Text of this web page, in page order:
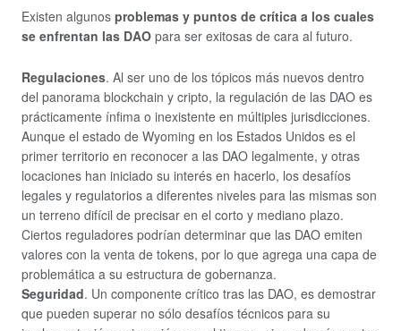
Existen algunos problemas y puntos de crítica a los cuales
se enfrentan las DAO para ser exitosas de cara al futuro.
Regulaciones. Al ser uno de los tópicos más nuevos dentro
del panorama blockchain y cripto, la regulación de las DAO es
prácticamente ínfima o inexistente en múltiples jurisdicciones.
Aunque el estado de Wyoming en los Estados Unidos es el
primer territorio en reconocer a las DAO legalmente, y otras
locaciones han iniciado su interés en hacerlo, los desafíos
legales y regulatorios a diferentes niveles para las mismas son
un terreno difícil de precisar en el corto y mediano plazo.
Ciertos reguladores podrían determinar que las DAO emiten
valores con la venta de tokens, por lo que agrega una capa de
problemática a su estructura de gobernanza.
Seguridad. Un componente crítico tras las DAO, es demostrar
que pueden superar no sólo desafíos técnicos para su